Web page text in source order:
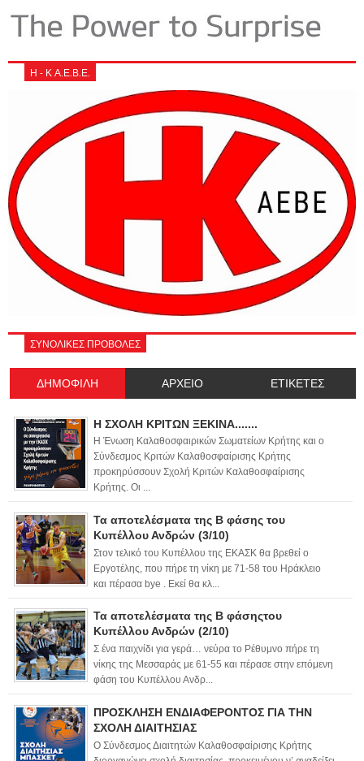
Η - Κ Α.Ε.Β.Ε.
ΣΥΝΟΛΙΚΕΣ ΠΡΟΒΟΛΕΣ
ΔΗΜΟΦΙΛΗ ΑΡΧΕΙΟ ΕΤΙΚΕΤΕΣ
Η ΣΧΟΛΗ ΚΡΙΤΩΝ ΞΕΚΙΝΑ.......
Η Ένωση Καλαθοσφαιρικών Σωματείων Κρήτης και ο
Σύνδεσμος Κριτών Καλαθοσφαίρισης Κρήτης
προκηρύσσουν Σχολή Κριτών Καλαθοσφαίρισης
Κρήτης. Οι ...
Τα αποτελέσματα της Β φάσης του
Κυπέλλου Ανδρών (3/10)
Στον τελικό του Κυπέλλου της ΕΚΑΣΚ θα βρεθεί ο
Εργοτέλης, που πήρε τη νίκη με 71-58 του Ηράκλειο
και πέρασα bye . Εκεί θα κλ...
Τα αποτελέσματα της Β φάσηςτου
Κυπέλλου Ανδρών (2/10)
Σ ένα παιχνίδι για γερά… νεύρα το Ρέθυμνο πήρε τη
νίκης της Μεσσαράς με 61-55 και πέρασε στην επόμενη
φάση του Κυπέλλου Ανδρ...
ΠΡΟΣΚΛΗΣΗ ΕΝΔΙΑΦΕΡΟΝΤΟΣ ΓΙΑ ΤΗΝ
ΣΧΟΛΗ ΔΙΑΙΤΗΣΙΑΣ
Ο Σύνδεσμος Διαιτητών Καλαθοσφαίρισης Κρήτης